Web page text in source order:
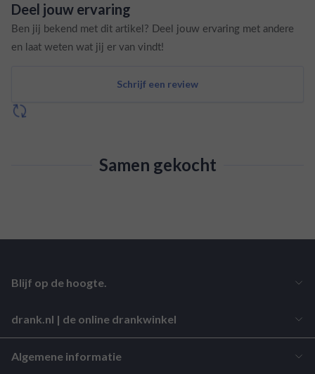
Deel jouw ervaring
Ben jij bekend met dit artikel? Deel jouw ervaring met andere
en laat weten wat jij er van vindt!
Schrijf een review
Samen gekocht
drank.nl | de online drankwinkel
Algemene informatie
Blijf op de hoogte.